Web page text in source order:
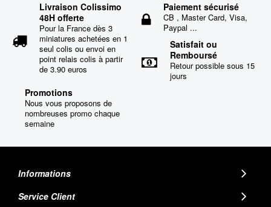
Livraison Colissimo
48H offerte
Pour la France dès 3
miniatures achetées en 1
seul colis ou envoi en
point relais colis à partir
de 3.90 euros
Paiement sécurisé
CB , Master Card, Visa,
Paypal ...
Satisfait ou
Remboursé
Retour possible sous 15
jours
Promotions
Nous vous proposons de
nombreuses promo chaque
semaine
Informations
Service Client